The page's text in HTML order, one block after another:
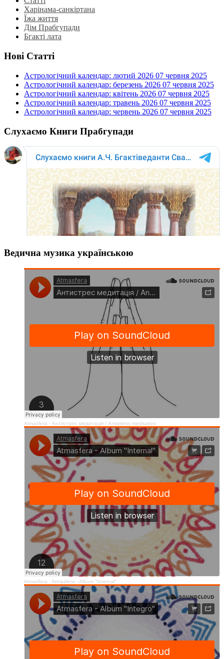
Харінама-санкіртана
Їжа життя
Дім Прабгупади
Бгакті лата
Нові Статті
Астрологічний календар: лютий 2026 07 червня 2025
Астрологічний календар: березень 2026 07 червня 2025
Астрологічний календар: квітень 2026 07 червня 2025
Астрологічний календар: травень 2026 07 червня 2025
Астрологічний календар: червень 2026 07 червня 2025
Слухаємо Книги Прабгупади
Ведична музика українською
Atmasfera · Антистрес медитація / Аntistress meditation
Atmasfera · Atmasfera - Album "Internal"